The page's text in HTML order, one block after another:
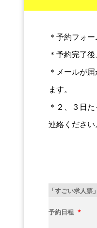
＊予約フォ
＊予約完了
＊メールが
ます。
＊２、３日
連絡ください。
「すごい求人票
予約日程 *